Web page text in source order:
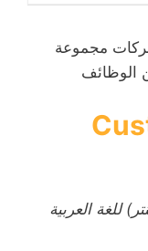
مجموعة
الوظائف
للغة العربية